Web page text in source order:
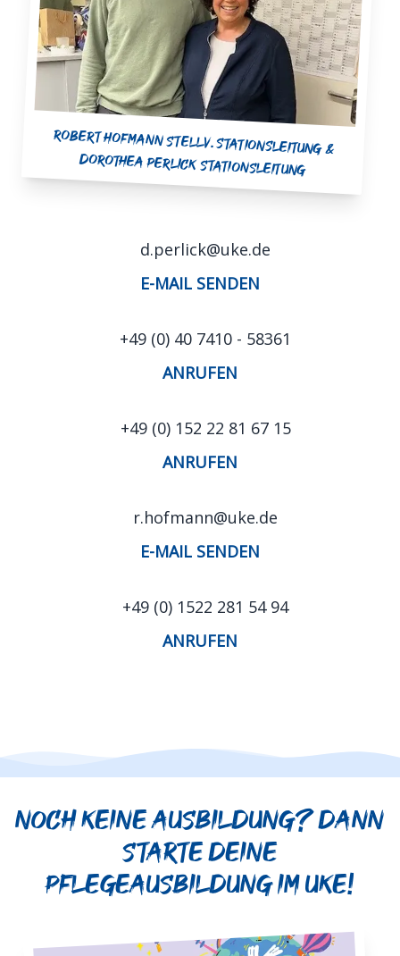
Robert Hofmann stellv. Stationsleitung &
Dorothea Perlick Stationsleitung
E-MAIL SENDEN
d.perlick@uke.de
ANRUFEN
+49 (0) 40 7410 - 58361
ANRUFEN
+49 (0) 152 22 81 67 15
E-MAIL SENDEN
r.hofmann@uke.de
ANRUFEN
+49 (0) 1522 281 54 94
Noch keine Ausbildung? Dann
starte deine
Pflegeausbildung im UKE!